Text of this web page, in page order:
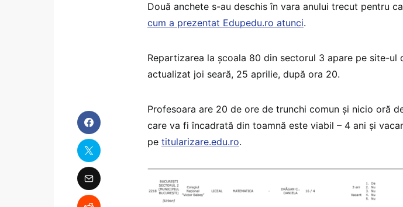
Două anchete s-au deschis în vara anului trecut pentru
cum a prezentat Edupedu.ro atunci.
Repartizarea la școala 80 din sectorul 3 apare pe site-ul
actualizat joi seară, 25 aprilie, după ora 20.
Profesoara are 20 de ore de trunchi comun și nicio oră
care va fi încadrată din toamnă este viabil – 4 ani și
pe titularizare.edu.ro.